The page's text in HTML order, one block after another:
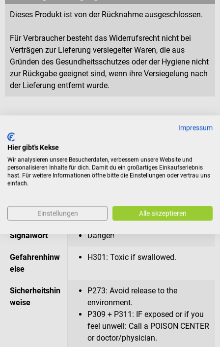
Dieses Produkt ist von der Rücknahme ausgeschlossen.
Für Verbraucher besteht das Widerrufsrecht nicht bei
Verträgen zur Lieferung versiegelter Waren, die aus
Gründen des Gesundheitsschutzes oder der Hygiene nicht
zur Rückgabe geeignet sind, wenn ihre Versiegelung nach
der Lieferung entfernt wurde.
Gefahrenpikto
gramme
GHS06 - Skulls and
Crossbones: Acute toxicity
Signalwort Danger!
Gefahrenhinw
eise
H301: Toxic if swallowed.
Sicherheitshin
weise
P273: Avoid release to the
environment.
P309 + P311: IF exposed or if you
feel unwell: Call a POISON CENTER
or doctor/physician.
Impressum
Hier gibt's Kekse
Wir analysieren unsere Besucherdaten, verbessern unsere Website und
personalisieren Inhalte für dich. Damit du ein großartiges Einkaufserlebnis
hast. Für weitere Informationen öffne bitte die Einstellungen oder vertrau uns
einfach.
Einstellungen Alle akzeptieren